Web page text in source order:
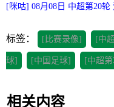
[咪咕] 08月08日 中超第20
标签： [比赛录像] [中
球] [中国足球] [中超第
相关内容